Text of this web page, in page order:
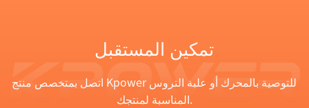
تمكين المستقبل
اتصل بمتخصص منتج Kpower للتوصية بالمحرك أو علبة التروس
المناسبة لمنتجك.